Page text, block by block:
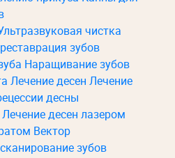
чистка
зубов
Наращивание зубов
Лечение десен Лечение
десны
Лечение десен лазером
Вектор
зубов